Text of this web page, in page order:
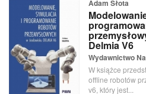
Adam Słota
Delmia V6
Wydawnictwo
W książce
offline robotów
v6, który jest...